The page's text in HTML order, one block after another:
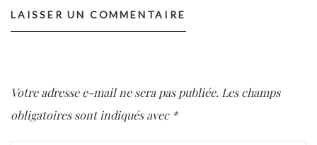
LAISSER UN COMMENTAIRE
Votre adresse e-mail ne sera pas publiée. Les champs
obligatoires sont indiqués avec *